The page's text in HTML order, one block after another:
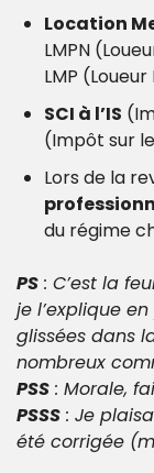
Location
LMPN
LMP
SCI à l’IS
(Impôt sur
Lors de la
du régime
PS : C’est la
je l’explique
glissées dans
nombreux
PSS : Morale,
PSSS : Je
été corrigée